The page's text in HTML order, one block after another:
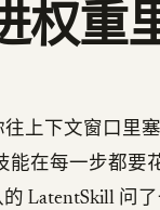
权重
上下文窗口里
在每一步都要
LatentSkill 问